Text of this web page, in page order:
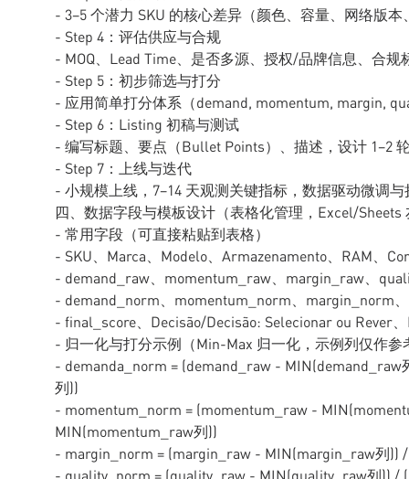
- 3–5 个潜力 SKU 的核心差异（颜色、容量、网络版
- Step 4：评估供应与合规
- MOQ、Lead Time、是否多源、授权/品牌信息、合规
- Step 5：初步筛选与打分
- 应用简单打分体系（demand, momentum, margin,
- Step 6：Listing 初稿与测试
- 编写标题、要点（Bullet Points）、描述，设计 1–2
- Step 7：上线与迭代
- 小规模上线，7–14 天观测关键指标，数据驱动微调与
四、数据字段与模板设计（表格化管理，Excel/Sheets
- 常用字段（可直接粘贴到表格）
- SKU、Marca、Modelo、Armazenamento、RAM、
- demand_raw、momentum_raw、margin_raw、
- demand_norm、momentum_norm、margin_norm
- final_score、Decisão/Decisão: Selecionar ou Rever
- 归一化与打分示例（Min-Max 归一化，示例列仅作参
- demanda_norm = (demand_raw -
列))
- momentum_norm = (momentum_raw -
MIN(momentum_raw列))
- margin_norm = (margin_raw - MIN(margin_raw列))
- quality_norm = (quality_raw - MIN(quality_raw列)) /